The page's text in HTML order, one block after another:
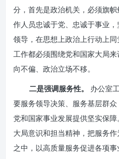
分，首先是政治机关，必须旗
作人员忠诚于党、忠诚于事业
领导，在思想上政治上行动上
工作都必须围绕党和国家大局
向不偏、政治立场不移。
二是强调服务性。
办公室
要服务领导决策、服务基层群
党和国家事业发展提供坚实保
大局意识和担当精神，把服务
之中，以高质量服务促进各项事